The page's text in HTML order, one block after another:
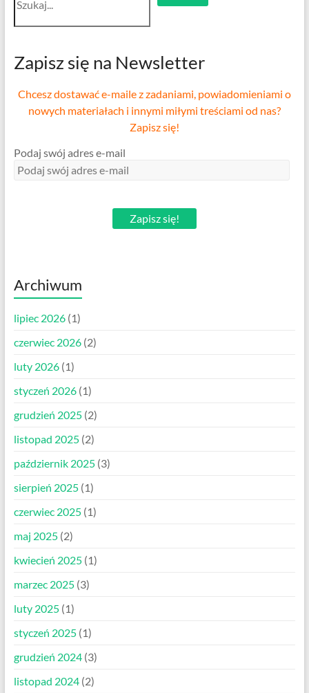
Zapisz się na Newsletter
Chcesz dostawać e-maile z zadaniami, powiadomieniami o
nowych materiałach i innymi miłymi treściami od nas?
Zapisz się!
Podaj swój adres e-mail
Zapisz się!
Archiwum
lipiec 2026(1)
czerwiec 2026(2)
luty 2026(1)
styczeń 2026(1)
grudzień 2025(2)
listopad 2025(2)
październik 2025(3)
sierpień 2025(1)
czerwiec 2025(1)
maj 2025(2)
kwiecień 2025(1)
marzec 2025(3)
luty 2025(1)
styczeń 2025(1)
grudzień 2024(3)
listopad 2024(2)